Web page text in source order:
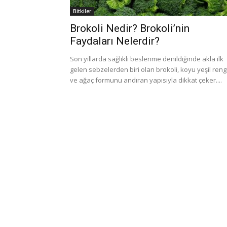
Bitkiler
Brokoli Nedir? Brokoli’nin
Faydaları Nelerdir?
Son yıllarda sağlıklı beslenme denildiğinde akla ilk
gelen sebzelerden biri olan brokoli, koyu yeşil
ve ağaç formunu andıran yapısıyla dikkat çeker....